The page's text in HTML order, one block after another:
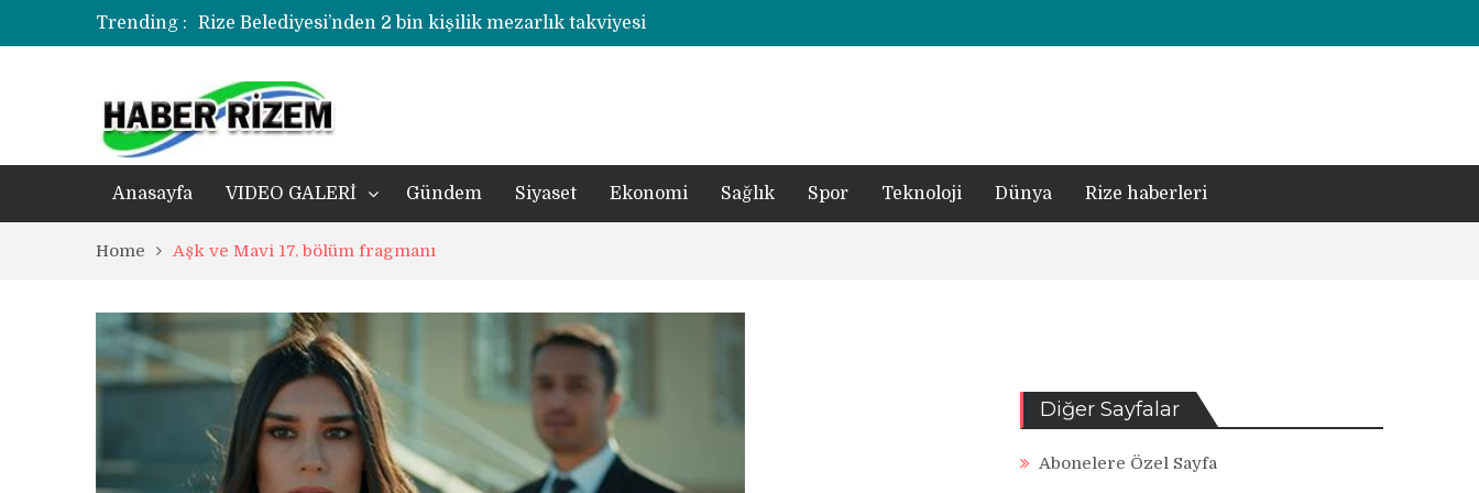
Trending :
Rize Belediyesi’nden 2 bin kişilik mezarlık takviyesi
Rize’de otizmli öğrencilerin eğitim gördüğü ahşap hobi atölyesine çarpan araç hasara neden oldu
Üzerine kale direği düşen minik futbolcu yiğit böyle uğurlandı
Rize’de uyuşturucu operasyonunda 1 şüpheli tutuklandı
Anasayfa VIDEO GALERİ Gündem Siyaset Ekonomi Sağlık Spor Teknoloji Dünya Rize haberleri
Home Aşk ve Mavi 17. bölüm fragmanı
Diğer Sayfalar
Abonelere Özel Sayfa